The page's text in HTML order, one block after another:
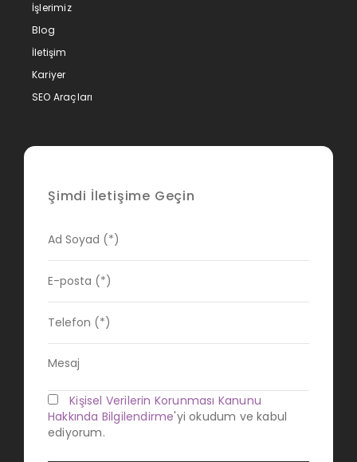
İşlerimiz
Blog
İletişim
Kariyer
SEO Araçları
Şimdi İletişime Geçin
Kişisel Verilerin Korunması Kanunu
Hakkında Bilgilendirme'yi okudum ve kabul
ediyorum.